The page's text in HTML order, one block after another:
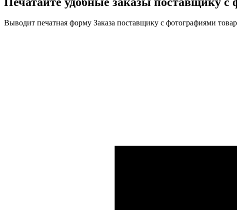
Выводит печатная форму Заказа поставщику с фотографиями